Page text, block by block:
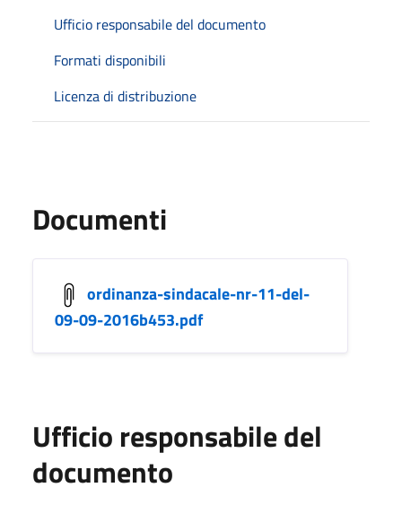
Ufficio responsabile del documento
Formati disponibili
Licenza di distribuzione
Documenti
ordinanza-sindacale-nr-11-del-
09-09-2016b453.pdf
Ufficio responsabile del
documento